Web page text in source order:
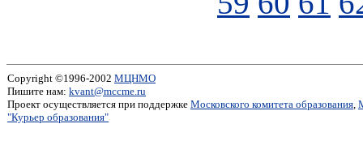
Copyright ©1996-2002 МЦНМО
Пишите нам: kvant@mccme.ru
Проект осуществляется при поддержке Московского комитета образования,
"Курьер образования"